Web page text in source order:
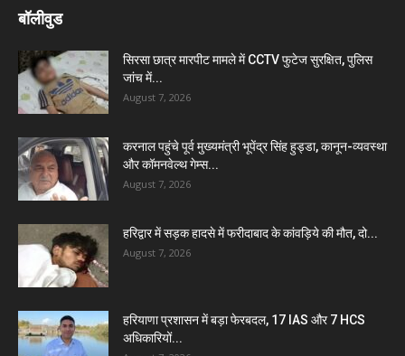
बॉलीवुड
सिरसा छात्र मारपीट मामले में CCTV फुटेज सुरक्षित, पुलिस
जांच में...
August 7, 2026
करनाल पहुंचे पूर्व मुख्यमंत्री भूपेंद्र सिंह हुड्डा, कानून-व्यवस्था
और कॉमनवेल्थ गेम्स...
August 7, 2026
हरिद्वार में सड़क हादसे में फरीदाबाद के कांवड़िये की मौत, दो...
August 7, 2026
हरियाणा प्रशासन में बड़ा फेरबदल, 17 IAS और 7 HCS
अधिकारियों...